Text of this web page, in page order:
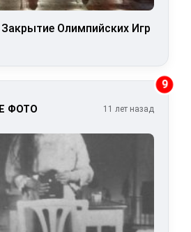
Закрытие Олимпийских Игр
9
ФОТО 11 лет назад